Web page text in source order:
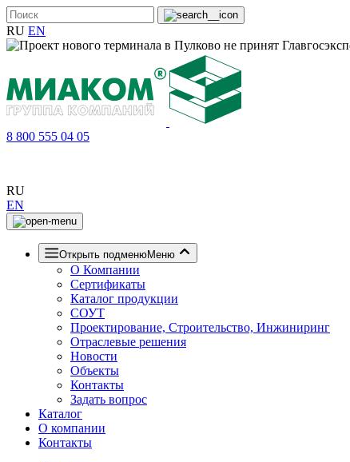
RU EN
8 800 555 04 05
RU
EN
Открыть подменюМеню
О Компании
Сертификаты
Каталог продукции
СОУТ
Проектирование, Строительство, Инжиниринг
Отраслевые решения
Новости
Объекты
Контакты
Задать вопрос
Каталог
О компании
Контакты